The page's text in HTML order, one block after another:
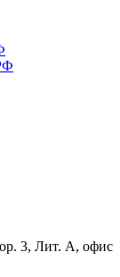
3, Лит. А, офис